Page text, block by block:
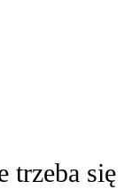
trzeba się